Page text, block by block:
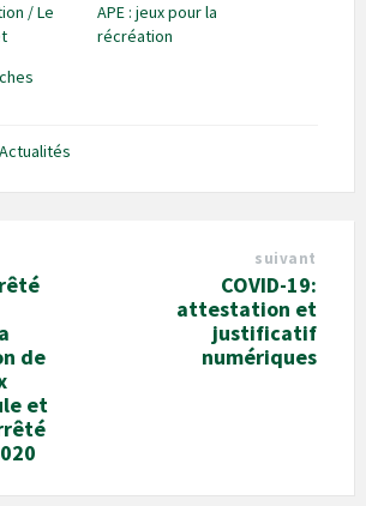
/ Le
APE : jeux pour la
récréation
Actualités
de
et
suivant
COVID-19:
attestation et
justificatif
numériques